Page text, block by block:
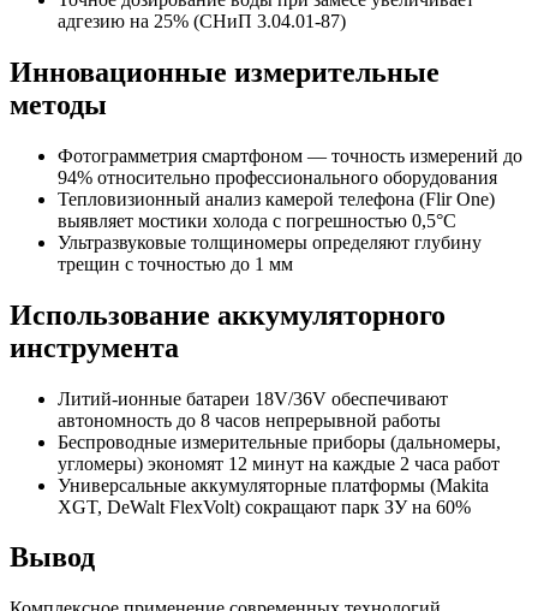
адгезию на 25% (СНиП 3.04.01-87)
Инновационные измерительные
методы
Фотограмметрия смартфоном — точность измерений до
94% относительно профессионального оборудования
Тепловизионный анализ камерой телефона (Flir One)
выявляет мостики холода с погрешностью 0,5°C
Ультразвуковые толщиномеры определяют глубину
трещин с точностью до 1 мм
Использование аккумуляторного
инструмента
Литий-ионные батареи 18V/36V обеспечивают
автономность до 8 часов непрерывной работы
Беспроводные измерительные приборы (дальномеры,
угломеры) экономят 12 минут на каждые 2 часа работ
Универсальные аккумуляторные платформы (Makita
XGT, DeWalt FlexVolt) сокращают парк ЗУ на 60%
Вывод